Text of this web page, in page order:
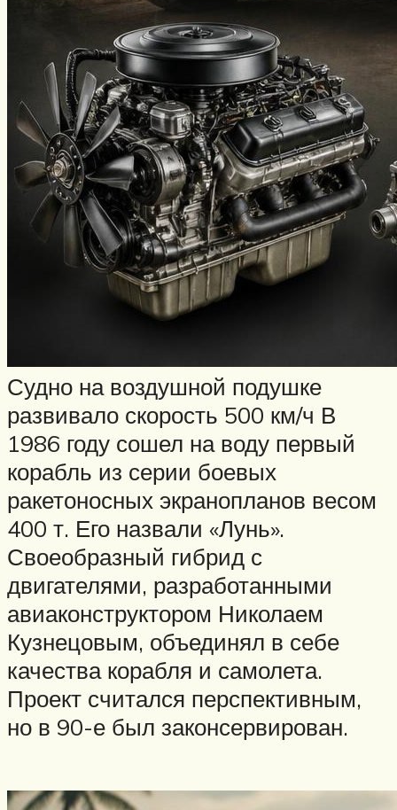
Судно на воздушной подушке
развивало скорость 500 км/ч ​В
1986 году сошел на воду первый
корабль из серии боевых
ракетоносных экранопланов весом
400 т. Его назвали «Лунь».
Своеобразный гибрид с
двигателями, разработанными
авиаконструктором Николаем
Кузнецовым, объединял в себе
качества корабля и самолета.
Проект считался перспективным,
но в 90-е был законсервирован.